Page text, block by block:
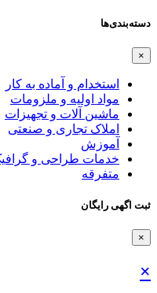
دسته‌بندی‌ها
×
استخدام و آماده به کار
مواد اولیه و ملزومات
ماشین آلات و تجهیزات
املاک تجاری و صنعتی
آموزش
خدمات طراحی و
متفرقه
ثبت اگهی رایگان
×
×